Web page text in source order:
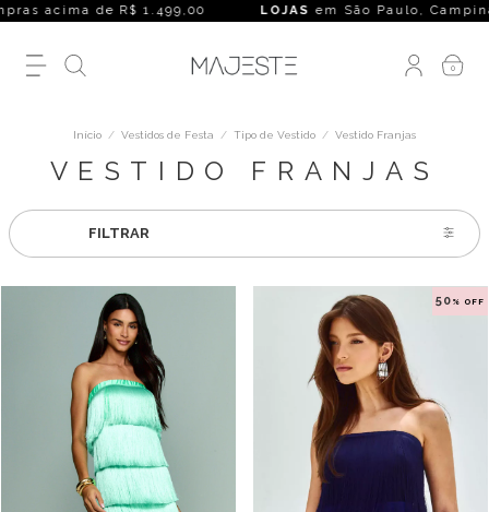
de R$ 1.499,00LOJAS em São Paulo, Campinas,
0
Início / Vestidos de Festa / Tipo de Vestido / Vestido Franjas
VESTIDO FRANJAS
FILTRAR
50 % OFF